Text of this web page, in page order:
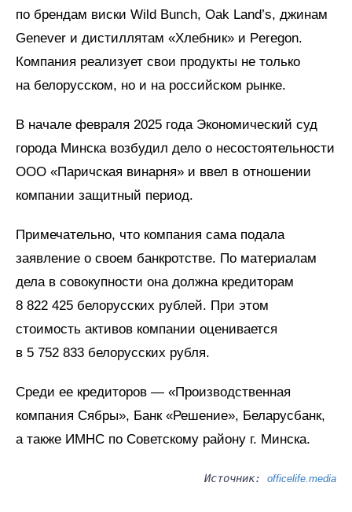
по брендам виски Wild Bunch, Oak Land’s, джинам
Genever и дистиллятам «Хлебник» и Peregon.
Компания реализует свои продукты не только
на белорусском, но и на российском рынке.
В начале февраля 2025 года Экономический суд
города Минска возбудил дело о несостоятельности
ООО «Паричская винарня» и ввел в отношении
компании защитный период.
Примечательно, что компания сама подала
заявление о своем банкротстве. По материалам
дела в совокупности она должна кредиторам
8 822 425 белорусских рублей. При этом
стоимость активов компании оценивается
в 5 752 833 белорусских рубля.
Среди ее кредиторов — «Производственная
компания Сябры», Банк «Решение», Беларусбанк,
а также ИМНС по Советскому району г. Минска.
Источник: officelife.media